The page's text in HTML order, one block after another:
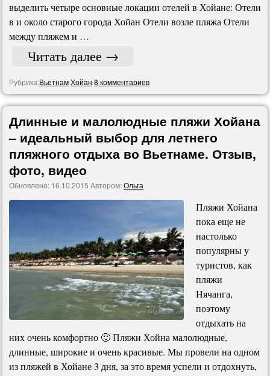
выделить четыре основные локации отелей в Хойане: Отели
в и около старого города Хойан Отели возле пляжа Отели
между пляжем и …
Читать далее →
Рубрика:ВьетнамХойан 8 комментариев
Длинные и малолюдные пляжи Хойана
– идеальный выбор для летнего
пляжного отдыха во Вьетнаме. Отзыв,
фото, видео
Обновлено: 16.10.2015 Автором:Ольга
Пляжи Хойана
пока еще не
настолько
популярны у
туристов, как
пляжи
Нячанга,
поэтому
отдыхать на
них очень комфортно 🙂 Пляжи Хойна малолюдные,
длинные, широкие и очень красивые. Мы провели на одном
из пляжей в Хойане 3 дня, за это время успели и отдохнуть,